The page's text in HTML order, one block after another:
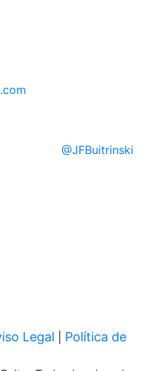
@JFBuitrinski
Legal
Política de